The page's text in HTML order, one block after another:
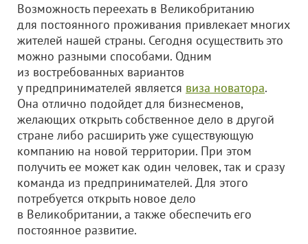
Возможность переехать в Великобританию
для постоянного проживания привлекает многих
жителей нашей страны. Сегодня осуществить это
можно разными способами. Одним
из востребованных вариантов
у предпринимателей является виза новатора.
Она отлично подойдет для бизнесменов,
желающих открыть собственное дело в другой
стране либо расширить уже существующую
компанию на новой территории. При этом
получить ее может как один человек, так и сразу
команда из предпринимателей. Для этого
потребуется открыть новое дело
в Великобритании, а также обеспечить его
постоянное развитие.